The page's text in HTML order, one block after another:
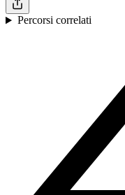
Percorsi correlati